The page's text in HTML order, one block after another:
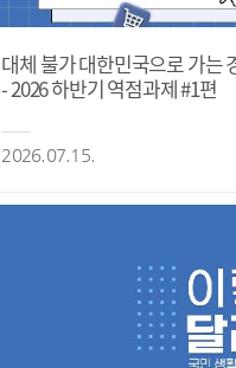
대체 불가 대한민국으로 가는
- 2026 하반기 역점과제 #1편
2026.07.15.